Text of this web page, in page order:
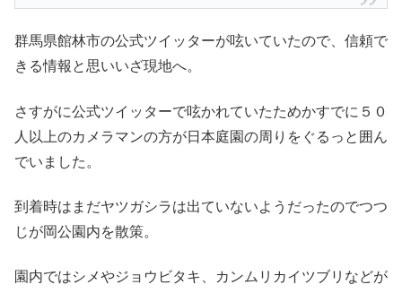
群馬県館林市の公式ツイッターが呟いていたので、信頼で
きる情報と思いいざ現地へ。
さすがに公式ツイッターで呟かれていたためかすでに５０
人以上のカメラマンの方が日本庭園の周りをぐるっと囲ん
でいました。
到着時はまだヤツガシラは出ていないようだったのでつつ
じが岡公園内を散策。
園内ではシメやジョウビタキ、カンムリカイツブリなどが